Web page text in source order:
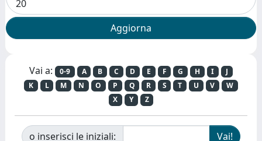
Vai a: 0-9 A B C D E F G H I
J
K
L M N O P Q R S T U V
W
X
Y Z
o inserisci le iniziali: